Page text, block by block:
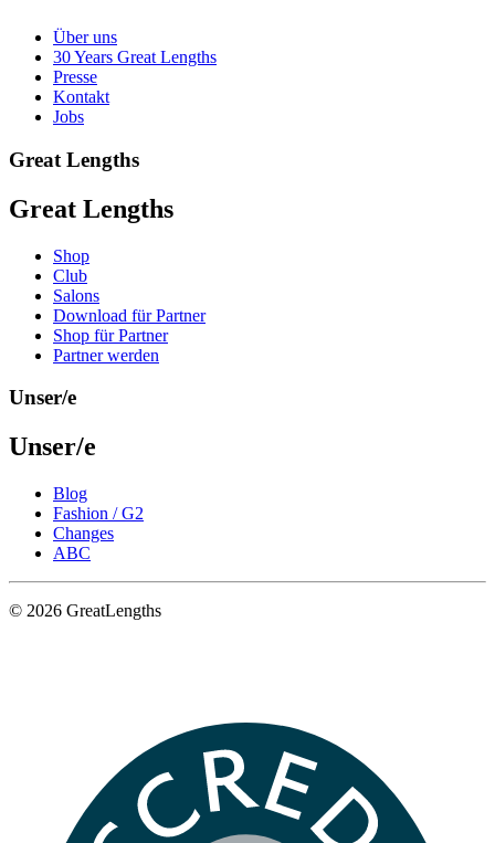
Über uns
30 Years Great Lengths
Presse
Kontakt
Jobs
Great Lengths
Great Lengths
Shop
Club
Salons
Download für Partner
Shop für Partner
Partner werden
Unser/e
Unser/e
Blog
Fashion / G2
Changes
ABC
© 2026 GreatLengths